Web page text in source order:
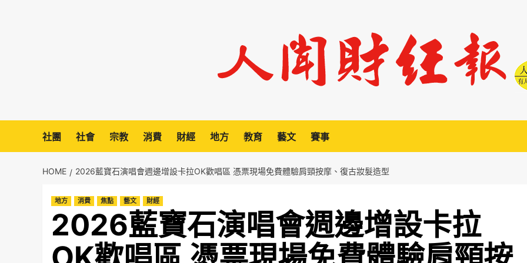
社團 社會 宗教 消費 財經 地方 教育 藝文 賽事
HOME 2026藍寶石演唱會週邊增設卡拉OK歡唱區 憑票現場免費體驗肩頸按摩、復古妝髮造型
地方 消費 焦點 藝文 財經
2026藍寶石演唱會週邊增設卡拉